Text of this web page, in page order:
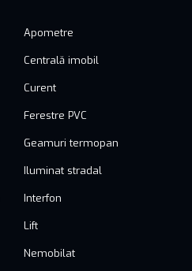
Apometre
Centrală imobil
Curent
Ferestre PVC
Geamuri termopan
Iluminat stradal
Interfon
Lift
Nemobilat